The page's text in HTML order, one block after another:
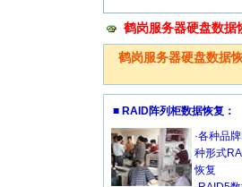
鹤岗服务器硬盘数
鹤岗服务器硬盘数据
■ RAID阵列柜数据恢复：
·各种品
种形式
恢复